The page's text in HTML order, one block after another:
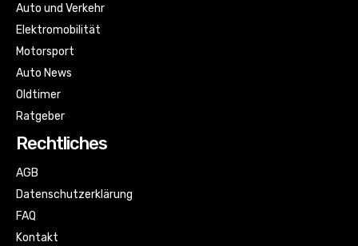
Auto und Verkehr
Elektromobilität
Motorsport
Auto News
Oldtimer
Ratgeber
Rechtliches
AGB
Datenschutzerklärung
FAQ
Kontakt